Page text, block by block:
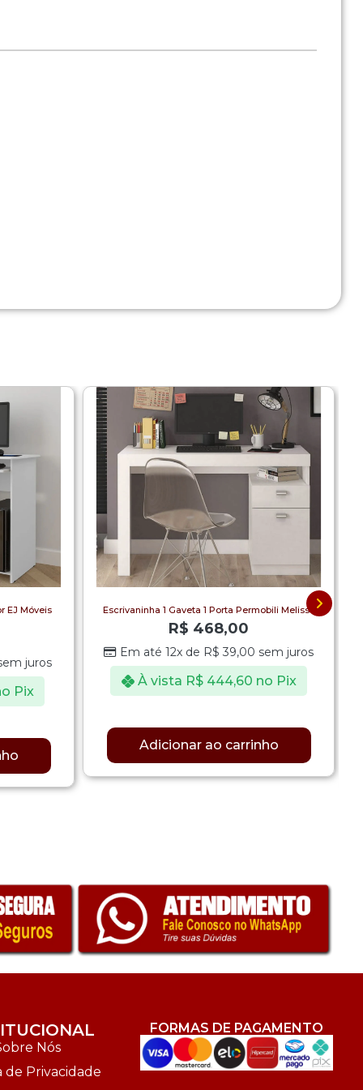
EJ Móveis
juros
Pix
Escrivaninha 1 Gaveta 1 Porta Permobili Melissa
R$ 468,00
Em até 12x de R$ 39,00 sem juros
À vista R$444,60 no Pix
Adicionar ao carrinho
Nós
de Privacidade
FORMAS DE PAGAMENTO